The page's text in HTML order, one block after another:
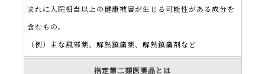
まれに入院相当以上の健康被害が生じる可能性がある成分を
含むもの。
（例）主な風邪薬、解熱鎮痛薬、解熱鎮痛剤など
指定第二類医薬品とは